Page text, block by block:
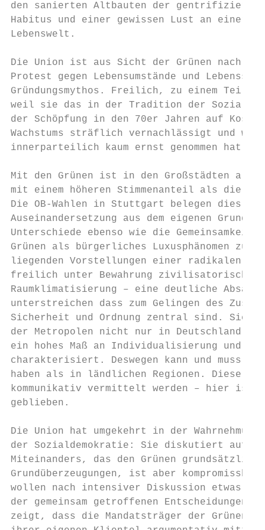
den sanierten Altbauten der
Habitus und einer gewissen Lust an einer
Lebenswelt.
Die Union ist aus Sicht der Grünen nach
Protest gegen Lebensumstände und
Gründungsmythos. Freilich, zu einem Teil
weil sie das in der Tradition der
der Schöpfung in den 70er Jahren auf
Wachstums sträflich vernachlässigt und
innerparteilich kaum ernst genommen hat.
Mit den Grünen ist in den Großstädten
mit einem höheren Stimmenanteil als die
Die OB-Wahlen in Stuttgart belegen
Auseinandersetzung aus dem eigenen
Unterschiede ebenso wie die
Grünen als bürgerliches Luxusphänomen
liegenden Vorstellungen einer radikalen
freilich unter Bewahrung zivilisatorischer
Raumklimatisierung – eine deutliche
unterstreichen dass zum Gelingen des
Sicherheit und Ordnung zentral sind. Sie
der Metropolen nicht nur in Deutschland,
ein hohes Maß an Individualisierung und
charakterisiert. Deswegen kann und muss
haben als in ländlichen Regionen. Diese
kommunikativ vermittelt werden – hier ist
geblieben.
Die Union hat umgekehrt in der
der Sozialdemokratie: Sie diskutiert auf
Miteinanders, das den Grünen
Grundüberzeugungen, ist aber
wollen nach intensiver Diskussion etwas
der gemeinsam getroffenen Entscheidungen.
zeigt, dass die Mandatsträger der Grünen